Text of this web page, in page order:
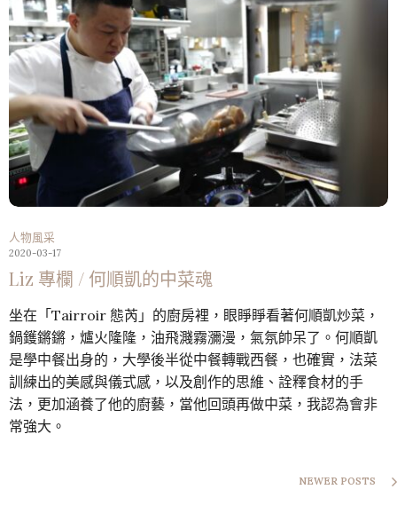
人物風采
2020-03-17
Liz 專欄 / 何順凱的中菜魂
坐在「Tairroir 態芮」的廚房裡，眼睜睜看著何順凱炒菜，
鍋鑊鏘鏘，爐火隆隆，油飛濺霧瀰漫，氣氛帥呆了。何順凱
是學中餐出身的，大學後半從中餐轉戰西餐，也確實，法菜
訓練出的美感與儀式感，以及創作的思維、詮釋食材的手
法，更加涵養了他的廚藝，當他回頭再做中菜，我認為會非
常強大。
NEWER POSTS